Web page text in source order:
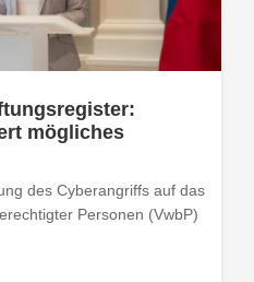
mögliches
des Cyberangriffs auf das
Personen (VwbP)